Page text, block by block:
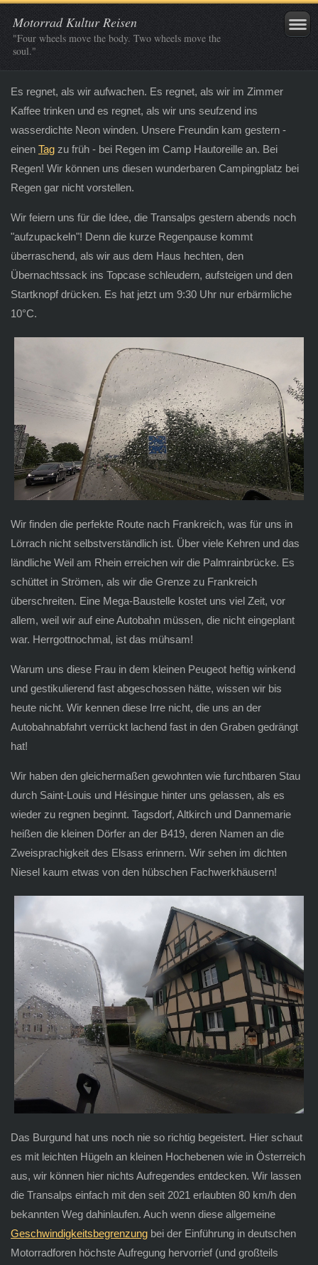
Motorrad Kultur Reisen
"Four wheels move the body. Two wheels move the
soul."
Es regnet, als wir aufwachen. Es regnet, als wir im Zimmer
Kaffee trinken und es regnet, als wir uns seufzend ins
wasserdichte Neon winden. Unsere Freundin kam gestern -
einen Tagzu früh - bei Regen im Camp Hautoreille an. Bei
Regen! Wir können uns diesen wunderbaren Campingplatz bei
Regen gar nicht vorstellen.
Wir feiern uns für die Idee, die Transalps gestern abends noch
"aufzupackeln"! Denn die kurze Regenpause kommt
überraschend, als wir aus dem Haus hechten, den
Übernachtssack ins Topcase schleudern, aufsteigen und den
Startknopf drücken. Es hat jetzt um 9:30 Uhr nur erbärmliche
10°C.
Wir finden die perfekte Route nach Frankreich, was für uns in
Lörrach nicht selbstverständlich ist. Über viele Kehren und das
ländliche Weil am Rhein erreichen wir die Palmrainbrücke. Es
schüttet in Strömen, als wir die Grenze zu Frankreich
überschreiten. Eine Mega-Baustelle kostet uns viel Zeit, vor
allem, weil wir auf eine Autobahn müssen, die nicht eingeplant
war. Herrgottnochmal, ist das mühsam!
Warum uns diese Frau in dem kleinen Peugeot heftig winkend
und gestikulierend fast abgeschossen hätte, wissen wir bis
heute nicht. Wir kennen diese Irre nicht, die uns an der
Autobahnabfahrt verrückt lachend fast in den Graben gedrängt
hat!
Wir haben den gleichermaßen gewohnten wie furchtbaren Stau
durch Saint-Louis und Hésingue hinter uns gelassen, als es
wieder zu regnen beginnt. Tagsdorf, Altkirch und Dannemarie
heißen die kleinen Dörfer an der B419, deren Namen an die
Zweisprachigkeit des Elsass erinnern. Wir sehen im dichten
Niesel kaum etwas von den hübschen Fachwerkhäusern!
Das Burgund hat uns noch nie so richtig begeistert. Hier schaut
es mit leichten Hügeln an kleinen Hochebenen wie in Österreich
aus, wir können hier nichts Aufregendes entdecken. Wir lassen
die Transalps einfach mit den seit 2021 erlaubten 80 km/h den
bekannten Weg dahinlaufen. Auch wenn diese allgemeine
Geschwindigkeitsbegrenzungbei der Einführung in deutschen
Motorradforen höchste Aufregung hervorrief (und großteils